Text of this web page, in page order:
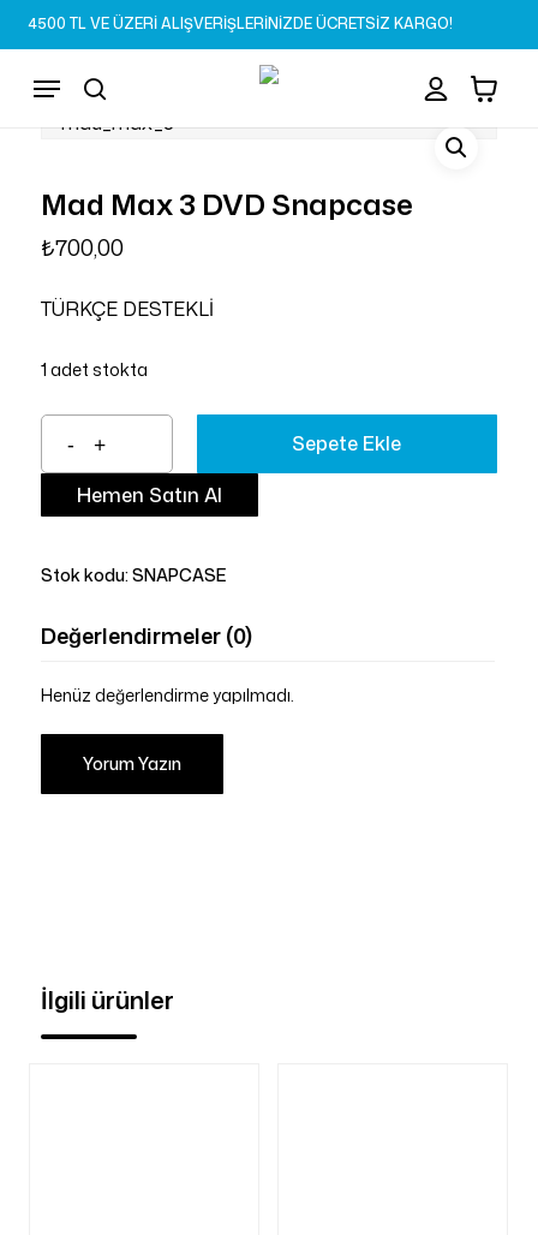
Skip
to
content
4500 TL VE ÜZERİ ALIŞVERİŞLERİNİZDE ÜCRETSİZ KARGO!
search
Menu Sepet Close
Cart
Mad Max 3 DVD Snapcase
₺700,00
TÜRKÇE DESTEKLİ
1 adet stokta
Sepete Ekle
Hemen Satın Al
Stok kodu: SNAPCASE
Değerlendirmeler (0)
Henüz değerlendirme yapılmadı.
Yorum Yazın
İlgili ürünler